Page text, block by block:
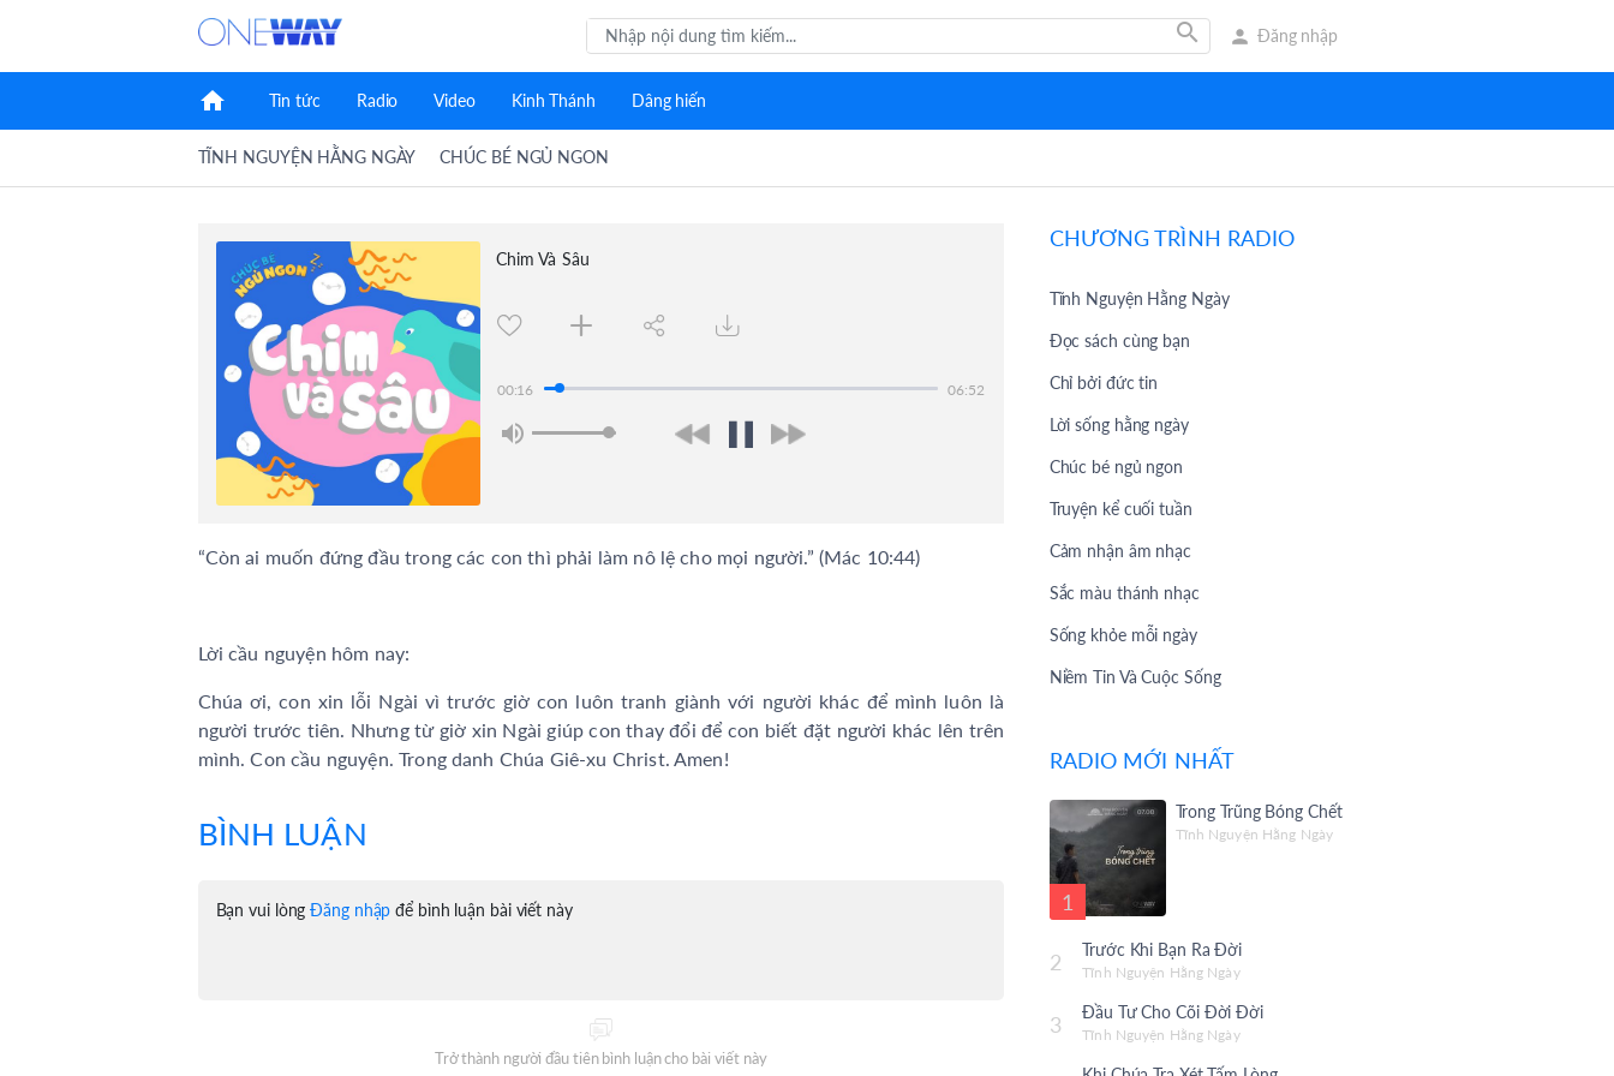
search person Đăng nhập
home Tin tức Radio Video Kinh Thánh Dâng hiến
TĨNH NGUYỆN HẰNG NGÀY CHÚC BÉ NGỦ NGON
Chim Và Sâu
00:16 06:52
“Còn ai muốn đứng đầu trong các con thì phải làm nô lệ cho mọi người.” (Mác 10:44)
Lời cầu nguyện hôm nay:
Chúa ơi, con xin lỗi Ngài vì trước giờ con luôn tranh giành với người khác để mình luôn là
người trước tiên. Nhưng từ giờ xin Ngài giúp con thay đổi để con biết đặt người khác lên trên
mình. Con cầu nguyện. Trong danh Chúa Giê-xu Christ. Amen!
BÌNH LUẬN
Bạn vui lòngĐăng nhập để bình luận bài viết này
Trở thành người đầu tiên bình luận cho bài viết này
CHƯƠNG TRÌNH RADIO
Tĩnh Nguyện Hằng Ngày
Đọc sách cùng bạn
Chỉ bởi đức tin
Lời sống hằng ngày
Chúc bé ngủ ngon
Truyện kể cuối tuần
Cảm nhận âm nhạc
Sắc màu thánh nhạc
Sống khỏe mỗi ngày
Niềm Tin Và Cuộc Sống
Bài Hát Theo Yêu Cầu
Tư Vấn 247
Câu Chuyện Phúc Âm
Giới Thiệu Album
Sau Giờ Làm
Cuộc sống Mến Yêu
RADIO MỚI NHẤT
1
Trong Trũng Bóng Chết
Tĩnh Nguyện Hằng Ngày
2 Trước Khi Bạn Ra Đời
Tĩnh Nguyện Hằng Ngày
3 Đầu Tư Cho Cõi Đời Đời
Tĩnh Nguyện Hằng Ngày